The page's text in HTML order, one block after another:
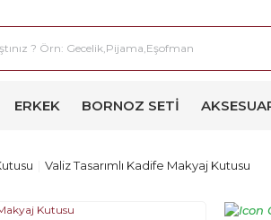
ERKEK BORNOZ SETI
Valiz Tasarımlı Kadife Makyaj Kutusu